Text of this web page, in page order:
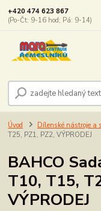
+420 474 623 867
(Po-Čt: 9-16 hod; Pá: 9-14)
Úvod Dílenské nástroje a
T25, PZ1, PZ2, VÝPRODEJ
BAHCO
T10, T15,
VÝPRODEJ